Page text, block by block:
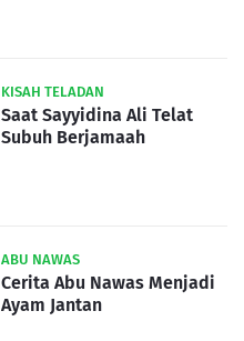
KISAH TELADAN
Saat Sayyidina Ali Telat
Subuh Berjamaah
ABU NAWAS
Cerita Abu Nawas Menjadi
Ayam Jantan